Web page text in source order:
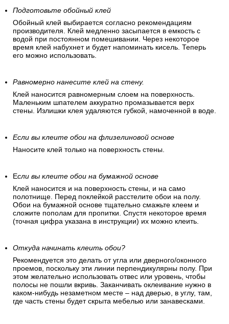
Подготовьте обойный клей
Обойный клей выбирается согласно рекомендациям
производителя. Клей медленно засыпается в емкость с
водой при постоянном помешивании. Через некоторое
время клей набухнет и будет напоминать кисель. Теперь
его можно использовать.
Равномерно нанесите клей на стену.
Клей наносится равномерным слоем на поверхность.
Маленьким шпателем аккуратно промазывается верх
стены. Излишки клея удаляются губкой, намоченной в воде.
Если вы клеите обои на флизелиновой основе
Наносите клей только на поверхность стены.
Если вы клеите обои на бумажной основе
Клей наносится и на поверхность стены, и на само
полотнище. Перед поклейкой расстелите обои на полу.
Обои на бумажной основе тщательно смажьте клеем и
сложите пополам для пропитки. Спустя некоторое время
(точная цифра указана в инструкции) их можно клеить.
Откуда начинать клеить обои?
Рекомендуется это делать от угла или дверного/оконного
проемов, поскольку эти линии перпендикулярны полу. При
этом желательно использовать отвес или уровень, чтобы
полосы не пошли вкривь. Заканчивать оклеивание нужно в
каком-нибудь незаметном месте – над дверью, в углу, там,
где часть стены будет скрыта мебелью или занавесками.